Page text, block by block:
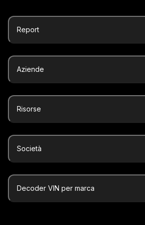
Report
Aziende
Risorse
Società
Decoder VIN per marca